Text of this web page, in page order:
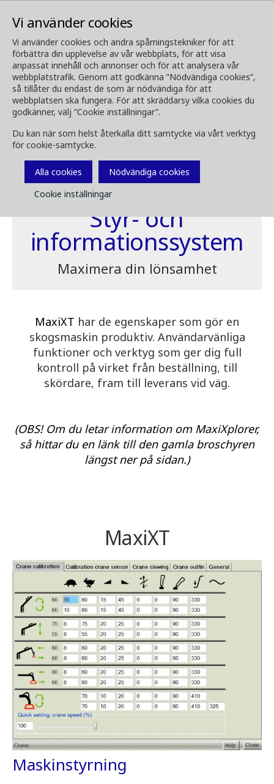
Vi använder cookies
Vi använder cookies och andra spårningstekniker för att
förbättra din upplevelse av vår webbplats, för att visa
anpassat innehåll och annonser och för att analysera vår
webbplatstrafik. Genom att godkänna ”Nödvändiga cookies”,
så tillåter du endast de som är nödvändiga för att
webbplatsen ska fungera. För att skräddarsy vilka cookies du
godkänner, välj ”Cookie inställningar”.
Du kan när som helst återkalla ditt samtycke via vårt verktyg
för cookie-samtycke.
Alla cookies
Nödvändiga cookies
Cookie inställningar
Skogsmaskiner Styr- och informationssystem
Styr- och
informationssystem
Maximera din lönsamhet
MaxiXT har de egenskaper som gör en
skogsmaskin produktiv. Användarvänliga
funktioner och verktyg som ger dig full
kontroll på virket från beställning, till
skördare, fram till leverans vid väg.
(OBS! Om du letar information om MaxiXplorer,
så hittar du en länk till den gamla broschyren
längst ner på sidan.)
MaxiXT
Maskinstyrning